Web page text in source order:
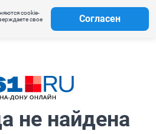
cookie-
свое
Согласен
не найдена